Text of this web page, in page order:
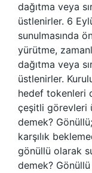
dağıtma veya
üstlenirler. 6
sunulmasında
yürütme,
dağıtma veya
üstlenirler.
hedef tokenleri
çeşitli görevleri
demek?
karşılık
gönüllü olarak
demek?